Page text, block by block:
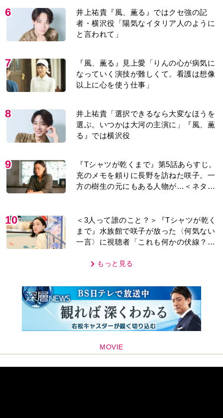
6
井上祐貴『風、薫る』ではクセ強の記
者・横沢役「陽気なイタリア人のように
と言われて」
7
『風、薫る』見上愛「りんの心が病気に
なっていく演技が難しくて。看護は想像
以上に心を使う仕事」
8
井上祐貴「選択できるなら大変なほうを
選ぶ。いつかは大河の主演に」『風、薫
る』では横沢役
9
『Tシャツが乾くまで』第5話あらすじ。
充のメモを頼りに長野を訪ねた咲子。一
方の樹生の元にもある人物が…＜ネタバ
10
＜3人って誰のこと？＞『Tシャツが乾く
まで』水族館で咲子が放った〈何気ない
一言〉に視聴者「これも何かの伏線？」
もっと見る
MOVIE